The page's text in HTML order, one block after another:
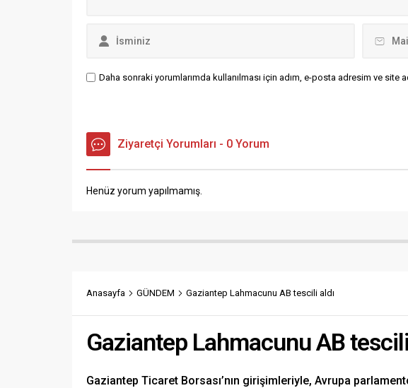
Daha sonraki yorumlarımda kullanılması için adım, e-posta adresim ve site
Ziyaretçi Yorumları - 0 Yorum
Henüz yorum yapılmamış.
Anasayfa GÜNDEM Gaziantep Lahmacunu AB tescili aldı
Gaziantep Lahmacunu AB
Gaziantep Ticaret Borsası’nın girişimleriyle, Avrupa